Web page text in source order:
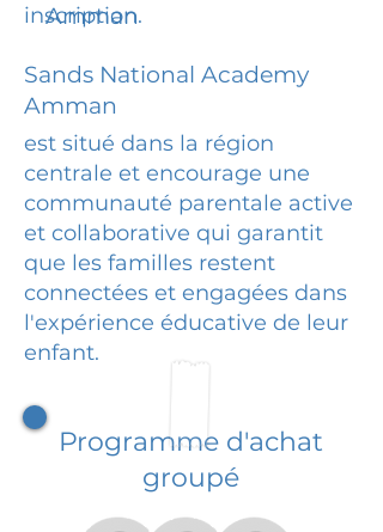
inscription.
Amman
Sands National Academy
Amman
est situé dans la région
centrale et encourage une
communauté parentale active
et collaborative qui garantit
que les familles restent
connectées et engagées dans
l'expérience éducative de leur
enfant.
Programme d'achat
groupé